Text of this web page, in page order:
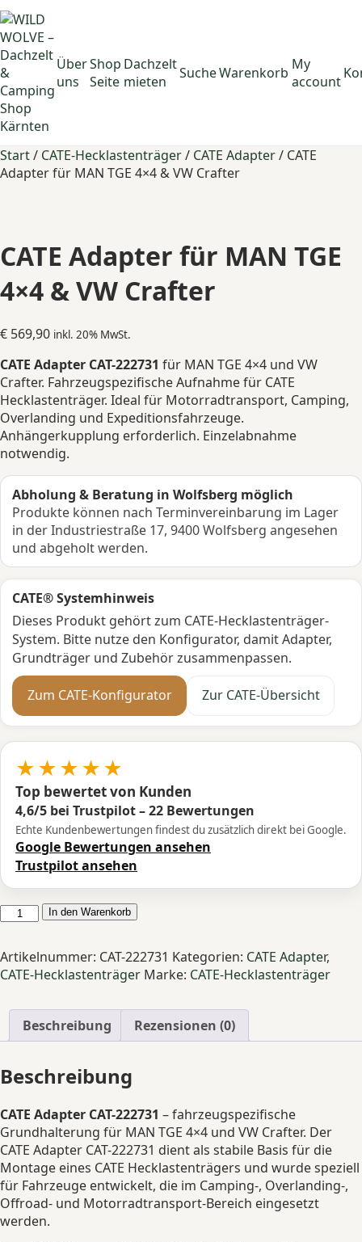
Über
uns
Shop
Seite
Dachzelt
mieten
SucheWarenkorb My
account
Start/ CATE-Hecklastenträger/ CATE Adapter/ CATE
Adapter für MAN TGE 4×4 & VW Crafter
CATE Adapter für MAN TGE
4×4 & VW Crafter
€ 569,90 inkl. 20% MwSt.
CATE Adapter CAT-222731 für MAN TGE 4×4 und VW
Crafter. Fahrzeugspezifische Aufnahme für CATE
Hecklastenträger. Ideal für Motorradtransport, Camping,
Overlanding und Expeditionsfahrzeuge.
Anhängerkupplung erforderlich. Einzelabnahme
notwendig.
Abholung & Beratung in Wolfsberg möglich
Produkte können nach Terminvereinbarung im Lager
in der Industriestraße 17, 9400 Wolfsberg angesehen
und abgeholt werden.
CATE® Systemhinweis
Dieses Produkt gehört zum CATE-Hecklastenträger-
System. Bitte nutze den Konfigurator, damit Adapter,
Grundträger und Zubehör zusammenpassen.
Zum CATE-Konfigurator Zur CATE-Übersicht
★★★★★
Top bewertet von Kunden
4,6/5 bei Trustpilot – 22 Bewertungen
Echte Kundenbewertungen findest du zusätzlich direkt bei Google.
Google Bewertungen ansehen
Trustpilot ansehen
CATE
MAN
TGE
VW
Menge
In den Warenkorb
Artikelnummer: CAT-222731 Kategorien: CATE Adapter,
CATE-Hecklastenträger Marke: CATE-Hecklastenträger
Beschreibung Rezensionen (0)
Beschreibung
CATE Adapter CAT-222731 – fahrzeugspezifische
Grundhalterung für MAN TGE 4×4 und VW Crafter. Der
CATE Adapter CAT-222731 dient als stabile Basis für die
Montage eines CATE Hecklastenträgers und wurde speziell
für Fahrzeuge entwickelt, die im Camping-, Overlanding-,
Offroad- und Motorradtransport-Bereich eingesetzt
werden.